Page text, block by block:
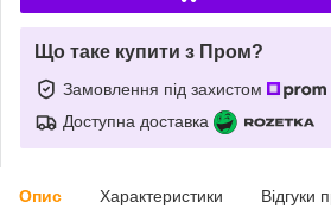
Що таке купити з Пром?
Замовлення під захистом
Доступна доставка
Опис Характеристики Відгуки